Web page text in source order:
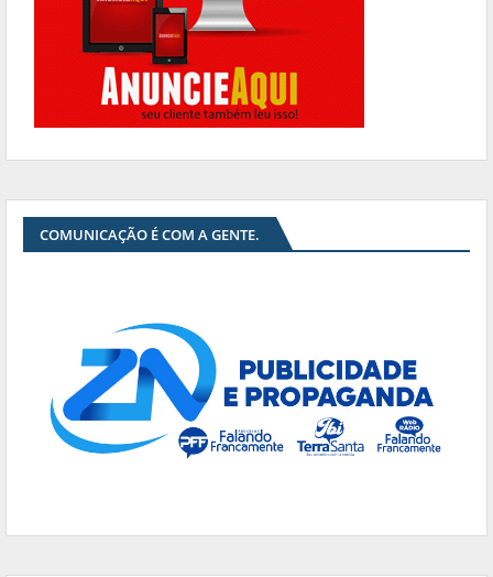
COMUNICAÇÃO É COM A GENTE.